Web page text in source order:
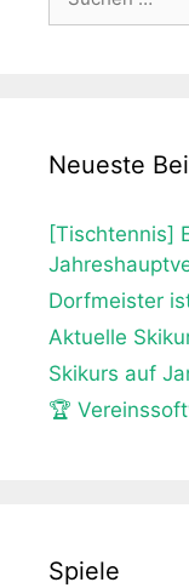
Neueste
[Tischtennis]
Dorfmeister
Aktuelle
Skikurs auf
🏆
Spiele